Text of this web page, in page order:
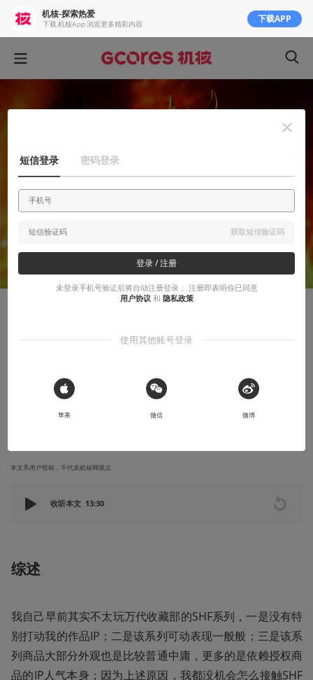
终生嗜好 Vol.27丨真骨雕制法假面骑士：
本文系用户投稿，不代表机核网观点
收听本文 13:30
综述
我自己早前其实不太玩万代收藏部的SHF系列，一是没有特
别打动我的作品IP；二是该系列可动表现一般般；三是该系
列商品大部分外观也是比较普通中庸，更多的是依赖授权商
品的IP人气本身；因为上述原因，我都没机会怎么接触SHF
机核-探索热爱
下载 机核App 浏览更多精彩内容 下载APP
短信登录 密码登录
获取短信验证码
登录 / 注册
未登录手机号验证后将自动注册登录， 注册即表明你已同意
用户协议 和 隐私政策
使用其他账号登录
 Sign in with Apple
苹果 微信 微博